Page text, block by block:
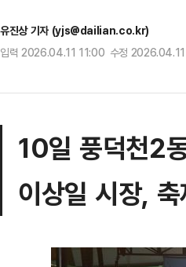
유진상 기자 (yjs@dailian.co.kr)
입력 2026.04.11 11:00 수정
10일 풍덕천2
이상일 시장,